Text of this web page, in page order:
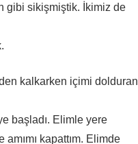
gibi sikişmiştik. İkimiz de
kalkarken içimi dolduran
başladı. Elimle yere
amımı kapattım. Elimde